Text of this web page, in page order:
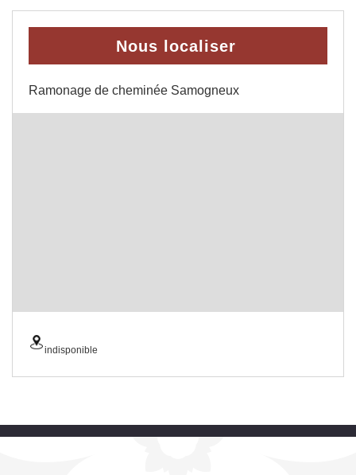
Nous localiser
Ramonage de cheminée Samogneux
indisponible